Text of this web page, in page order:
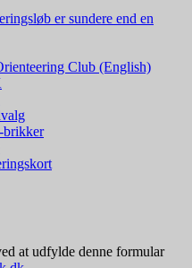
er sundere end en
Club (English)
at udfylde denne formular